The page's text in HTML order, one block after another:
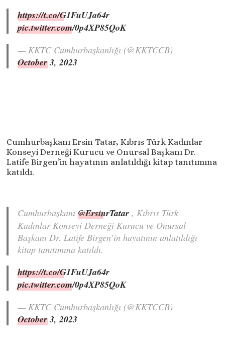
https://t.co/G1FuUJa64r
pic.twitter.com/0p4XP85QoK
— KKTC Cumhurbaşkanlığı (@KKTCCB)
October 3, 2023
Cumhurbaşkanı Ersin Tatar, Kıbrıs Türk Kadınlar
Konseyi Derneği Kurucu ve Onursal Başkanı Dr.
Latife Birgen’in hayatının anlatıldığı kitap tanıtımına
katıldı.
Cumhurbaşkanı@ErsinrTatar , Kıbrıs Türk
Kadınlar Konseyi Derneği Kurucu ve Onursal
Başkanı Dr. Latife Birgen’in hayatının anlatıldığı
kitap tanıtımına katıldı.
https://t.co/G1FuUJa64r
pic.twitter.com/0p4XP85QoK
— KKTC Cumhurbaşkanlığı (@KKTCCB)
October 3, 2023